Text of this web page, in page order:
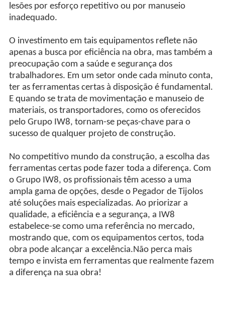
lesões por esforço repetitivo ou por manuseio
inadequado.
O investimento em tais equipamentos reflete não
apenas a busca por eficiência na obra, mas também a
preocupação com a saúde e segurança dos
trabalhadores. Em um setor onde cada minuto conta,
ter as ferramentas certas à disposição é fundamental.
E quando se trata de movimentação e manuseio de
materiais, os transportadores, como os oferecidos
pelo Grupo IW8, tornam-se peças-chave para o
sucesso de qualquer projeto de construção.
No competitivo mundo da construção, a escolha das
ferramentas certas pode fazer toda a diferença. Com
o Grupo IW8, os profissionais têm acesso a uma
ampla gama de opções, desde o Pegador de Tijolos
até soluções mais especializadas. Ao priorizar a
qualidade, a eficiência e a segurança, a IW8
estabelece-se como uma referência no mercado,
mostrando que, com os equipamentos certos, toda
obra pode alcançar a excelência.Não perca mais
tempo e invista em ferramentas que realmente fazem
a diferença na sua obra!